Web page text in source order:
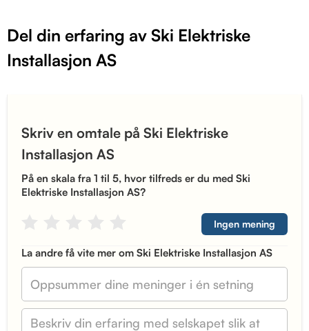
Del din erfaring av Ski Elektriske
Installasjon AS
Skriv en omtale på Ski Elektriske
Installasjon AS
På en skala fra 1 til 5, hvor tilfreds er du med Ski
Elektriske Installasjon AS?
Ingen mening
La andre få vite mer om Ski Elektriske Installasjon AS